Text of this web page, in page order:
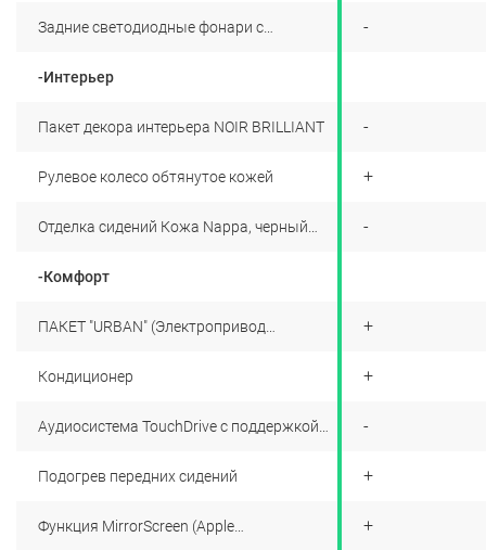
Задние светодиодные фонари c
-Интерьер
Пакет декора интерьера NOIR BRILLIANT
Рулевое колесо обтянутое кожей
Отделка сидений Кожа Nappa, черный
Trinitario
-Комфорт
ПАКЕТ "URBAN" (Электропривод
самозатемняющееся салонное зеркало
контроль + противопыльный фильтр)
Кондиционер
Аудиосистема TouchDrive с поддержкой
Подогрев передних сидений
Функция MirrorScreen (Apple
+
+
+
+
+
+
+
+
-
-
+
-
+
+
-
+
+